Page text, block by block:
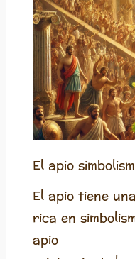
El apio
El apio tiene
rica en
apio